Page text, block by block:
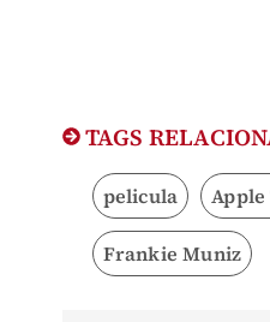
TAGS
pelicula Apple
Frankie Muniz